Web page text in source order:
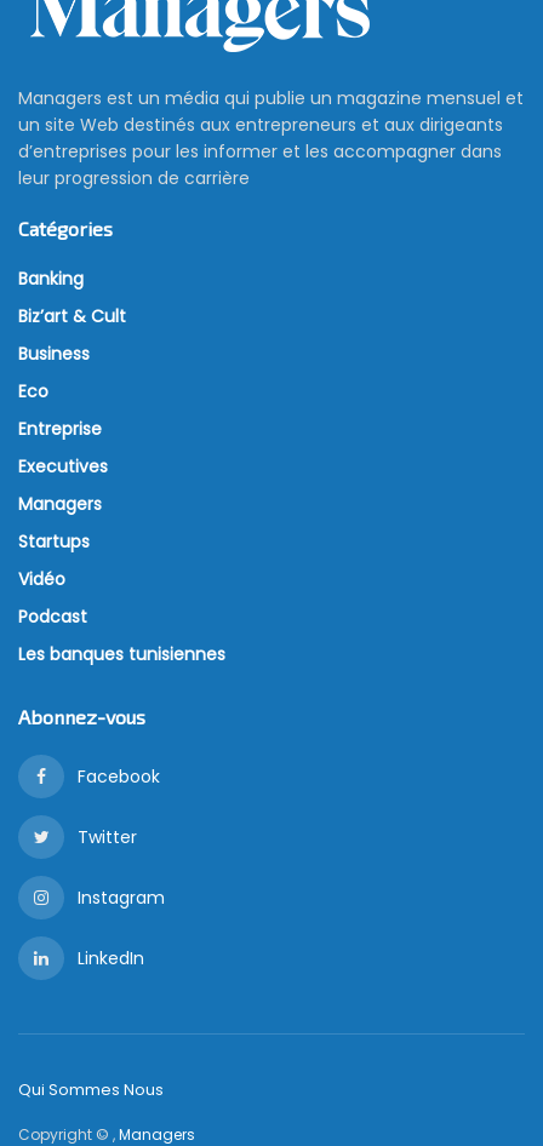
Managers est un média qui publie un magazine mensuel et
un site Web destinés aux entrepreneurs et aux dirigeants
d’entreprises pour les informer et les accompagner dans
leur progression de carrière
Catégories
Banking
Biz’art & Cult
Business
Eco
Entreprise
Executives
Managers
Startups
Vidéo
Podcast
Les banques tunisiennes
Abonnez-vous
Facebook
Twitter
Instagram
LinkedIn
Qui Sommes Nous
Copyright © ,Managers